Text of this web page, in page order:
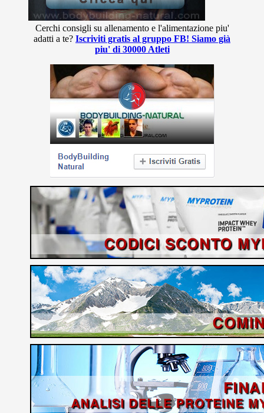
Cerchi consigli su allenamento e l'alimentazione piu'
adatti a te? Iscriviti gratis al gruppo FB! Siamo già
piu' di 30000 Atleti